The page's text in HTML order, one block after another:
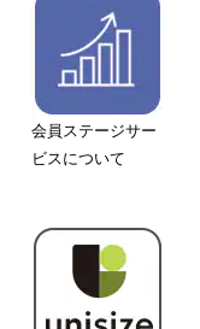
会員ステージサー
ビスについて